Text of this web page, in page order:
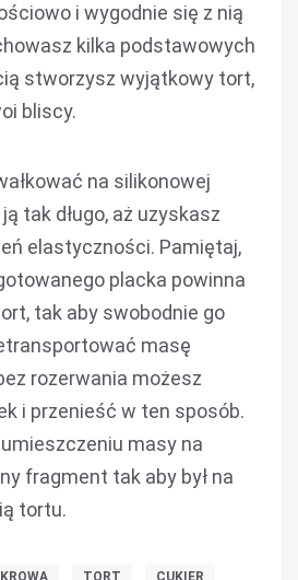
i wygodnie się z nią
kilka podstawowych
stworzysz wyjątkowy tort,
bliscy.
na silikonowej
tak długo, aż uzyskasz
elastyczności. Pamiętaj,
placka powinna
tak aby swobodnie go
masę
rozerwania możesz
i przenieść w ten sposób.
masy na
fragment tak aby był na
tortu.
TORT CUKIER